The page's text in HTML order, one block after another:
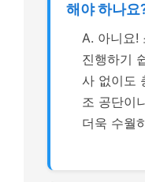
해야 하나요
A. 아니요!
진행하기
사 없이도
조 공단이
더욱 수월